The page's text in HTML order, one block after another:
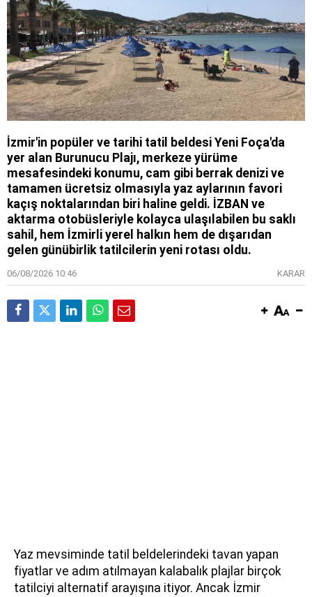
İzmir'in popüler ve tarihi tatil beldesi Yeni Foça'da
yer alan Burunucu Plajı, merkeze yürüme
mesafesindeki konumu, cam gibi berrak denizi ve
tamamen ücretsiz olmasıyla yaz aylarının favori
kaçış noktalarından biri haline geldi. İZBAN ve
aktarma otobüsleriyle kolayca ulaşılabilen bu saklı
sahil, hem İzmirli yerel halkın hem de dışarıdan
gelen günübirlik tatilcilerin yeni rotası oldu.
06/08/2026 10:46 KARAR
Yaz mevsiminde tatil beldelerindeki tavan yapan
fiyatlar ve adım atılmayan kalabalık plajlar birçok
tatilciyi alternatif arayışına itiyor. Ancak İzmir